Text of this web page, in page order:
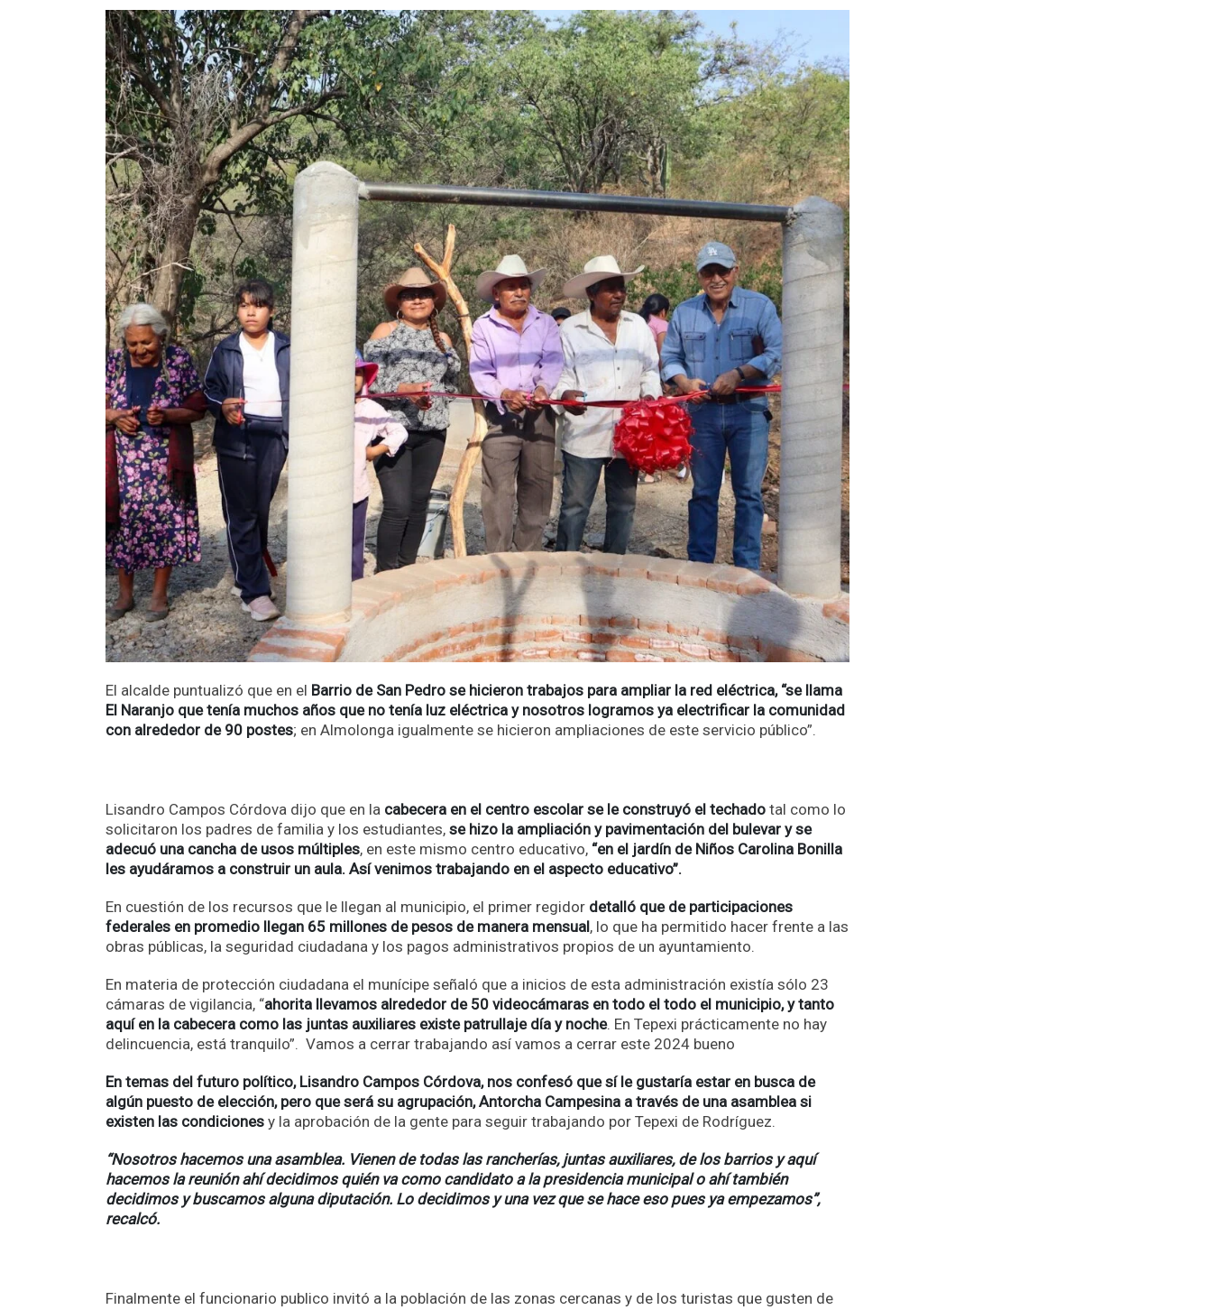
El alcalde puntualizó que en el Barrio de San Pedro se hicieron trabajos para ampliar la red eléctrica, “se llama
El Naranjo que tenía muchos años que no tenía luz eléctrica y nosotros logramos ya electrificar la comunidad
con alrededor de 90 postes; en Almolonga igualmente se hicieron ampliaciones de este servicio público”.
Lisandro Campos Córdova dijo que en la cabecera en el centro escolar se le construyó el techado tal como lo
solicitaron los padres de familia y los estudiantes, se hizo la ampliación y pavimentación del bulevar y se
adecuó una cancha de usos múltiples, en este mismo centro educativo, “en el jardín de Niños Carolina Bonilla
les ayudáramos a construir un aula. Así venimos trabajando en el aspecto educativo”.
En cuestión de los recursos que le llegan al municipio, el primer regidor detalló que de participaciones
federales en promedio llegan 65 millones de pesos de manera mensual, lo que ha permitido hacer frente a las
obras públicas, la seguridad ciudadana y los pagos administrativos propios de un ayuntamiento.
En materia de protección ciudadana el munícipe señaló que a inicios de esta administración existía sólo 23
cámaras de vigilancia, “ahorita llevamos alrededor de 50 videocámaras en todo el todo el municipio, y tanto
aquí en la cabecera como las juntas auxiliares existe patrullaje día y noche. En Tepexi prácticamente no hay
delincuencia, está tranquilo”. Vamos a cerrar trabajando así vamos a cerrar este 2024 bueno
En temas del futuro político, Lisandro Campos Córdova, nos confesó que sí le gustaría estar en busca de
algún puesto de elección, pero que será su agrupación, Antorcha Campesina a través de una asamblea si
existen las condiciones y la aprobación de la gente para seguir trabajando por Tepexi de Rodríguez.
“Nosotros hacemos una asamblea. Vienen de todas las rancherías, juntas auxiliares, de los barrios y aquí
hacemos la reunión ahí decidimos quién va como candidato a la presidencia municipal o ahí también
decidimos y buscamos alguna diputación. Lo decidimos y una vez que se hace eso pues ya empezamos”,
recalcó.
Finalmente el funcionario publico invitó a la población de las zonas cercanas y de los turistas que gusten de